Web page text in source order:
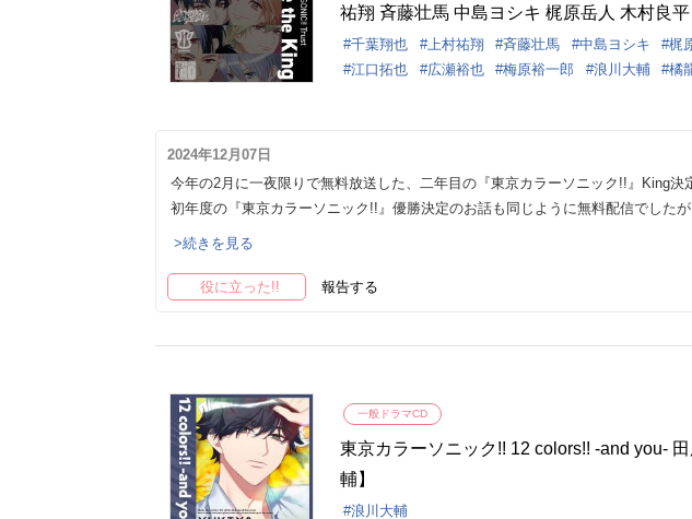
祐翔 斉藤壮馬 中島ヨシキ 梶原岳人 木村良
也 梅原裕一郎 浪川大輔 橘龍丸】
千葉翔也 上村祐翔 斉藤壮馬 中島ヨシキ 梶
江口拓也
広瀬裕也 梅原裕一郎 浪川大輔 橘
2024年12月07日
今年の2月に一夜限りで無料放送した、二年目の『東京カラーソニック!!』King決
初年度の『東京カラーソニック!!』優勝決定のお話も同じように無料配信でした
>続きを見る
役に立った!! 報告する
一般ドラマCD
東京カラーソニック!! 12 colors!! -and you-
輔】
浪川大輔